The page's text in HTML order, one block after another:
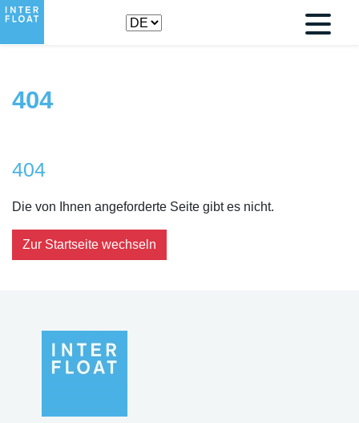
404
404
Die von Ihnen angeforderte Seite gibt es nicht.
Zur Startseite wechseln